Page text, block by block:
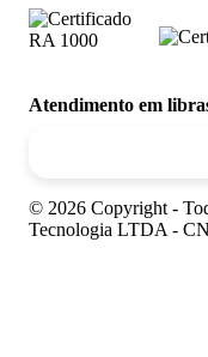
Atendimento em
© 2026 Copyright -
Tecnologia LTDA -